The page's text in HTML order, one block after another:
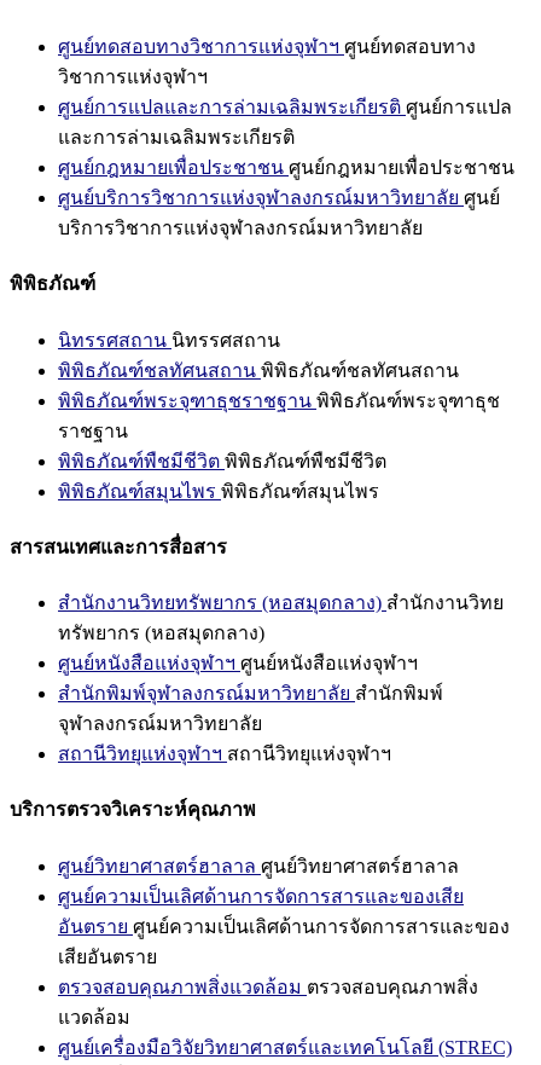
ศูนย์ทดสอบทางวิชาการแห่งจุฬาฯ ศูนย์ทดสอบทาง
วิชาการแห่งจุฬาฯ
ศูนย์การแปลและการล่ามเฉลิมพระเกียรติ ศูนย์การแปล
และการล่ามเฉลิมพระเกียรติ
ศูนย์กฎหมายเพื่อประชาชน ศูนย์กฎหมายเพื่อประชาชน
ศูนย์บริการวิชาการแห่งจุฬาลงกรณ์มหาวิทยาลัย ศูนย์
บริการวิชาการแห่งจุฬาลงกรณ์มหาวิทยาลัย
พิพิธภัณฑ์
นิทรรศสถาน นิทรรศสถาน
พิพิธภัณฑ์ชลทัศนสถาน พิพิธภัณฑ์ชลทัศนสถาน
พิพิธภัณฑ์พระจุฑาธุชราชฐาน พิพิธภัณฑ์พระจุฑาธุช
ราชฐาน
พิพิธภัณฑ์พืชมีชีวิต พิพิธภัณฑ์พืชมีชีวิต
พิพิธภัณฑ์สมุนไพร พิพิธภัณฑ์สมุนไพร
สารสนเทศและการสื่อสาร
สำนักงานวิทยทรัพยากร (หอสมุดกลาง) สำนักงานวิทย
ทรัพยากร (หอสมุดกลาง)
ศูนย์หนังสือแห่งจุฬาฯ ศูนย์หนังสือแห่งจุฬาฯ
สำนักพิมพ์จุฬาลงกรณ์มหาวิทยาลัย สำนักพิมพ์
จุฬาลงกรณ์มหาวิทยาลัย
สถานีวิทยุแห่งจุฬาฯ สถานีวิทยุแห่งจุฬาฯ
บริการตรวจวิเคราะห์คุณภาพ
ศูนย์วิทยาศาสตร์ฮาลาล ศูนย์วิทยาศาสตร์ฮาลาล
ศูนย์ความเป็นเลิศด้านการจัดการสารและของเสีย
อันตราย ศูนย์ความเป็นเลิศด้านการจัดการสารและของ
เสียอันตราย
ตรวจสอบคุณภาพสิ่งแวดล้อม ตรวจสอบคุณภาพสิ่ง
แวดล้อม
ศูนย์เครื่องมือวิจัยวิทยาศาสตร์และเทคโนโลยี (STREC)